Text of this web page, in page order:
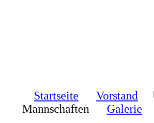
Startseite Vorstand
Mannschaften
Galerie